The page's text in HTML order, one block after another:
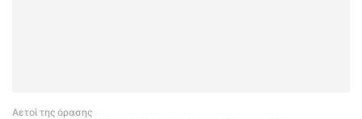
Αετοί της όρασης